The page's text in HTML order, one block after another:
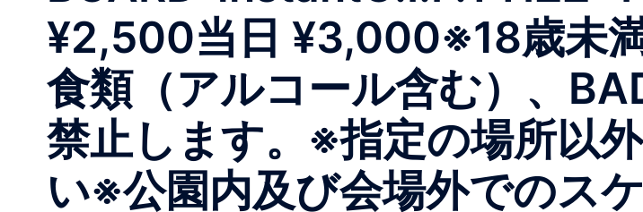
¥2,500当日 ¥3,000※18歳未
食類（アルコール含む）、
禁止します。※指定の場所以
い※公園内及び会場外でのス